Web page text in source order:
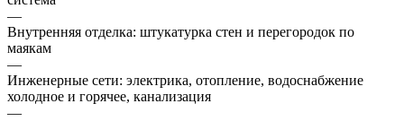
—
Внутренняя отделка: штукатурка стен и перегородок по
маякам
—
Инженерные сети: электрика, отопление, водоснабжение
холодное и горячее, канализация
—